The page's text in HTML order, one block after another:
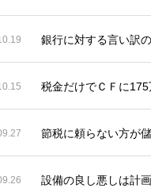
銀行に対する言い訳
税金だけでＣＦに
節税に頼らない方が
設備の良し悪しは計